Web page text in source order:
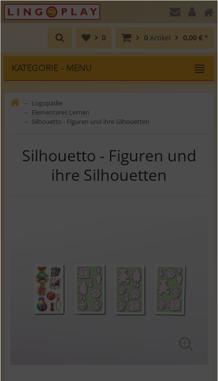
0 Artikel 0,00 € *
0
KATEGORIE - MENU
⤍ Logopädie
⤍ Elementares Lernen
⤍ Silhouetto - Figuren und ihre Silhouetten
Silhouetto - Figuren und
ihre Silhouetten